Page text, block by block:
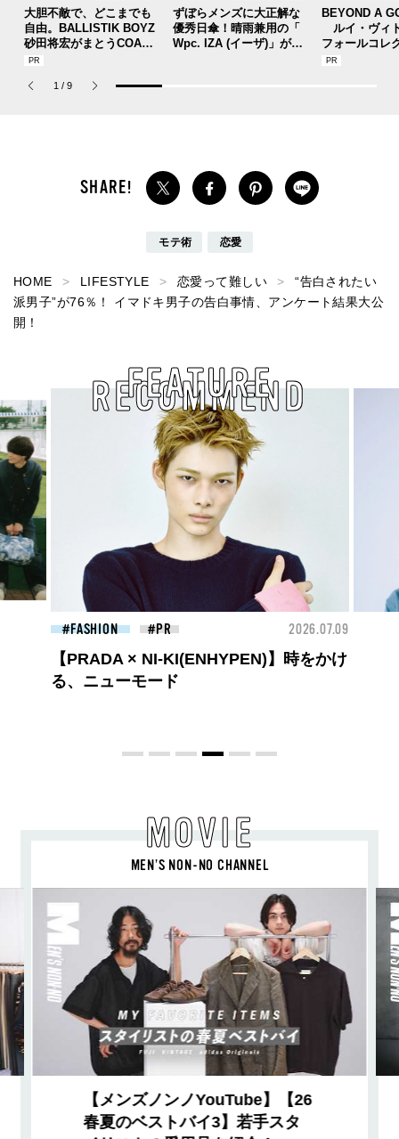
大胆不敵で、どこまでも
自由。BALLISTIK BOYZ
砂田将宏がまとうCOACH
の新作フレグランス「コ
パルファム」
ずぼらメンズに大正解な
優秀日傘！晴雨兼用の「
Wpc. IZA (イーザ)」があ
BEYOND A
ルイ・ヴィ
フォールコレ
描くプレッピ
1 / 9
モテ術 恋愛
HOME LIFESTYLE 恋愛って難しい
“告白されたい
派男子”が76％！ イマドキ男子の告白事情、アンケート結果大公
開！
RECOMMEND
FEATURE
2026.07.09
】時をかけ
BEAUTY
夏のパーマ、さらにあか抜け。N.（
ドット）のスタイリングアイテムで
MOVIE
MEN’S NON-NO CHANNEL
【メンズノンノYouTube】【26
春夏のベストバイ3】若手スタ